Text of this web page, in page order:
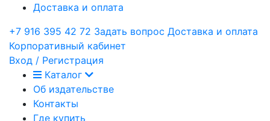
Доставка и оплата
+7 916 395 42 72 Задать вопрос Доставка и оплата
Корпоративный кабинет
Вход / Регистрация
Каталог
Об издательстве
Контакты
Где купить